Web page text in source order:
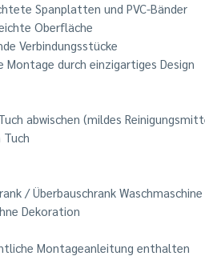
Spanplatten und PVC-Bänder
Oberfläche
Verbindungsstücke
Montage durch einzigartiges Design
abwischen (mildes
/ Überbauschrank
Dekoration
Montageanleitung enthalten